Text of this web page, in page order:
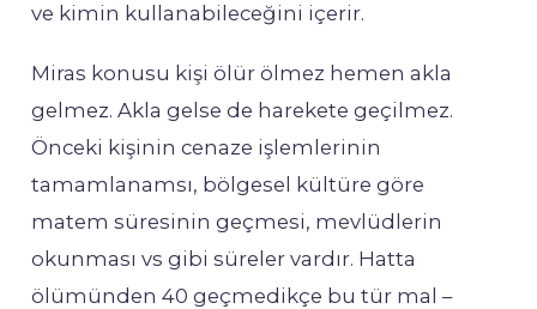
ve kimin kullanabileceğini içerir.
Miras konusu kişi ölür ölmez hemen akla
gelmez. Akla gelse de harekete geçilmez.
Önceki kişinin cenaze işlemlerinin
tamamlanamsı, bölgesel kültüre göre
matem süresinin geçmesi, mevlüdlerin
okunması vs gibi süreler vardır. Hatta
ölümünden 40 geçmedikçe bu tür mal –